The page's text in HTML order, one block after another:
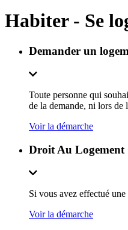
Habiter - Se
Demander un
Toute personne qui
de la demande, ni lors de
Voir la démarche
Droit Au Logement
Si vous avez effectué
Voir la démarche